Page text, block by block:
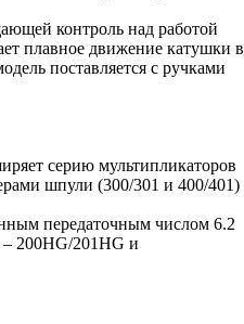
контроль над работой
плавное движение катушки в
поставляется с ручками
серию мультипликаторов
шпули (300/301 и 400/401)
передаточным числом 6.2
200HG/201HG и